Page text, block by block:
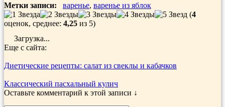
Метки записи: варенье, варенье из яблок
(4
оценок, среднее: 4,25 из 5)
Загрузка...
Еще с сайта:
Диетические рецепты: салат из свеклы и кабачков
Классический пасхальный кулич
Оставьте комментарий к этой записи ↓